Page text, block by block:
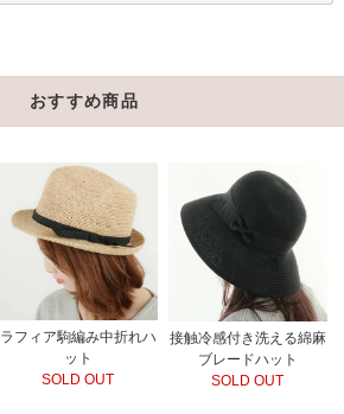
おすすめ商品
ラフィア駒編み中折れハ
ット
SOLD OUT
接触冷感付き洗える綿麻
ブレードハット
SOLD OUT